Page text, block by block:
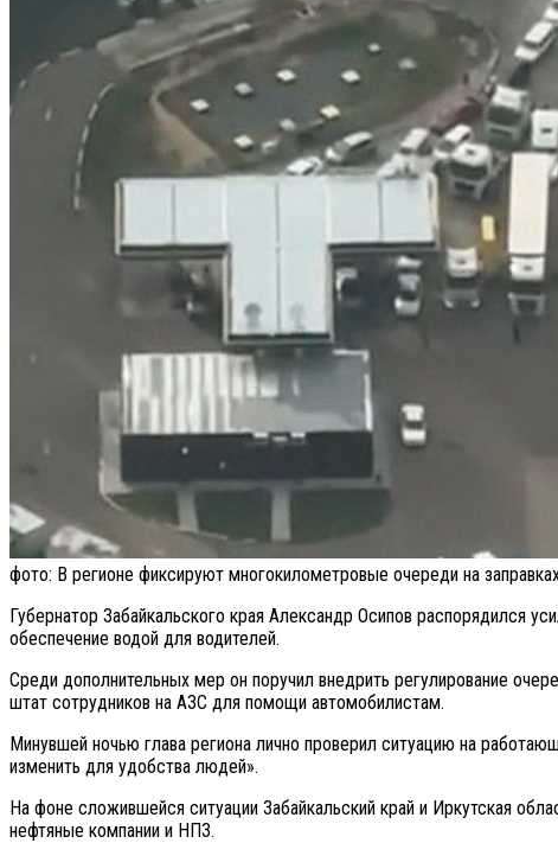
фото: В регионе фиксируют многокилометровые очереди на
Губернатор Забайкальского края Александр Осипов распорядился
обеспечение водой для водителей.
Среди дополнительных мер он поручил внедрить регулирование
штат сотрудников на АЗС для помощи автомобилистам.
Минувшей ночью глава региона лично проверил ситуацию на
изменить для удобства людей».
На фоне сложившейся ситуации Забайкальский край и Иркутская
нефтяные компании и НПЗ.